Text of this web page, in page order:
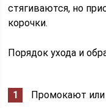
стягиваются, но
корочки.
Порядок ухода и
Промокают